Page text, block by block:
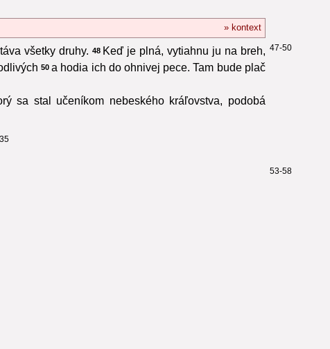
» kontext
47-50
všetky druhy. 48 Keď je plná, vytiahnu ju na breh,
50 a hodia ich do ohnivej pece. Tam bude plač
sa stal učeníkom nebeského kráľovstva, podobá
53-58